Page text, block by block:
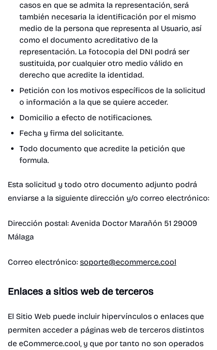
casos en que se admita la representación, será
también necesaria la identificación por el mismo
medio de la persona que representa al Usuario, así
como el documento acreditativo de la
representación. La fotocopia del DNI podrá ser
sustituida, por cualquier otro medio válido en
derecho que acredite la identidad.
Petición con los motivos específicos de la solicitud
o información a la que se quiere acceder.
Domicilio a efecto de notificaciones.
Fecha y firma del solicitante.
Todo documento que acredite la petición que
formula.
Esta solicitud y todo otro documento adjunto podrá
enviarse a la siguiente dirección y/o correo electrónico:
Dirección postal: Avenida Doctor Marañón 51 29009
Málaga
Correo electrónico: soporte@ecommerce.cool
Enlaces a sitios web de terceros
El Sitio Web puede incluir hipervínculos o enlaces que
permiten acceder a páginas web de terceros distintos
de eCommerce.cool, y que por tanto no son operados